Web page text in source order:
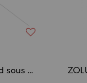
ZOLUX - Bourre de nid sous sphère x 2